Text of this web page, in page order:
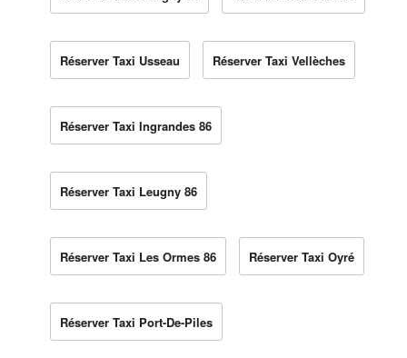
Réserver Taxi Usseau Réserver Taxi Vellèches
Réserver Taxi Ingrandes 86
Réserver Taxi Leugny 86
Réserver Taxi Les Ormes 86 Réserver Taxi Oyré
Réserver Taxi Port-De-Piles